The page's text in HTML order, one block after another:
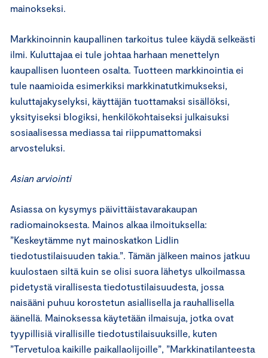
mainokseksi.
Markkinoinnin kaupallinen tarkoitus tulee käydä selkeästi
ilmi. Kuluttajaa ei tule johtaa harhaan menettelyn
kaupallisen luonteen osalta. Tuotteen markkinointia ei
tule naamioida esimerkiksi markkinatutkimukseksi,
kuluttajakyselyksi, käyttäjän tuottamaksi sisällöksi,
yksityiseksi blogiksi, henkilökohtaiseksi julkaisuksi
sosiaalisessa mediassa tai riippumattomaksi
arvosteluksi.
Asian arviointi
Asiassa on kysymys päivittäistavarakaupan
radiomainoksesta. Mainos alkaa ilmoituksella:
”Keskeytämme nyt mainoskatkon Lidlin
tiedotustilaisuuden takia.”. Tämän jälkeen mainos jatkuu
kuulostaen siltä kuin se olisi suora lähetys ulkoilmassa
pidetystä virallisesta tiedotustilaisuudesta, jossa
naisääni puhuu korostetun asiallisella ja rauhallisella
äänellä. Mainoksessa käytetään ilmaisuja, jotka ovat
tyypillisiä virallisille tiedotustilaisuuksille, kuten
”Tervetuloa kaikille paikallaolijoille”, ”Markkinatilanteesta